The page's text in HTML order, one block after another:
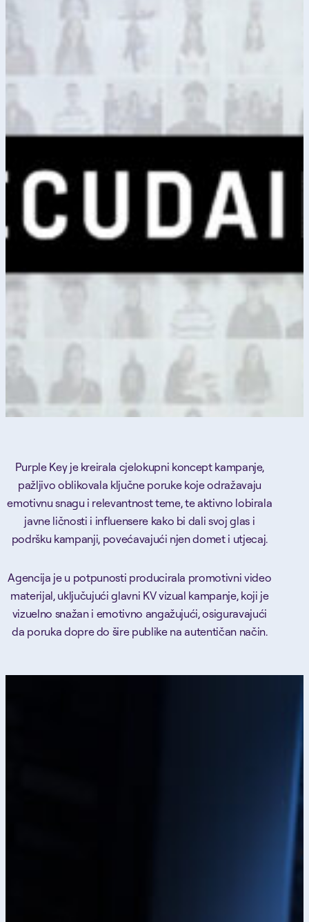
Purple Key je kreirala cjelokupni koncept kampanje,
pažljivo oblikovala ključne poruke koje odražavaju
emotivnu snagu i relevantnost teme, te aktivno lobirala
javne ličnosti i influensere kako bi dali svoj glas i
podršku kampanji, povećavajući njen domet i utjecaj.
Agencija je u potpunosti producirala promotivni video
materijal, uključujući glavni KV vizual kampanje, koji je
vizuelno snažan i emotivno angažujući, osiguravajući
da poruka dopre do šire publike na autentičan način.